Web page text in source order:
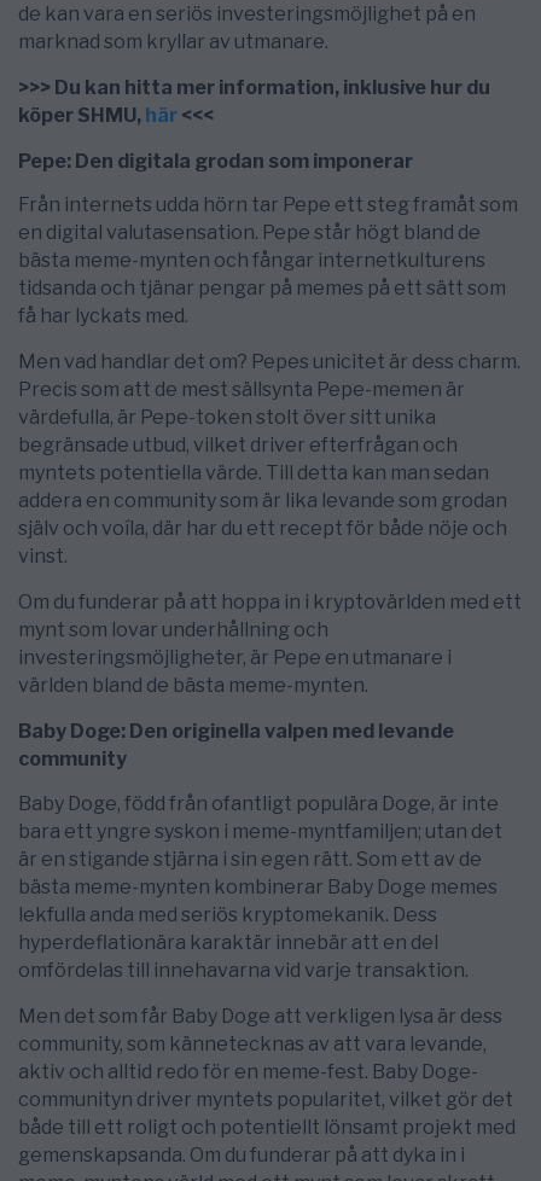
de kan vara en seriös investeringsmöjlighet på en
marknad som kryllar av utmanare.
>>> Du kan hitta mer information, inklusive hur du
köper SHMU, här <<<
Pepe: Den digitala grodan som imponerar
Från internets udda hörn tar Pepe ett steg framåt som
en digital valutasensation. Pepe står högt bland de
bästa meme-mynten och fångar internetkulturens
tidsanda och tjänar pengar på memes på ett sätt som
få har lyckats med.
Men vad handlar det om? Pepes unicitet är dess charm.
Precis som att de mest sällsynta Pepe-memen är
värdefulla, är Pepe-token stolt över sitt unika
begränsade utbud, vilket driver efterfrågan och
myntets potentiella värde. Till detta kan man sedan
addera en community som är lika levande som grodan
själv och voíla, där har du ett recept för både nöje och
vinst.
Om du funderar på att hoppa in i kryptovärlden med ett
mynt som lovar underhållning och
investeringsmöjligheter, är Pepe en utmanare i
världen bland de bästa meme-mynten.
Baby Doge: Den originella valpen med levande
community
Baby Doge, född från ofantligt populära Doge, är inte
bara ett yngre syskon i meme-myntfamiljen; utan det
är en stigande stjärna i sin egen rätt. Som ett av de
bästa meme-mynten kombinerar Baby Doge memes
lekfulla anda med seriös kryptomekanik. Dess
hyperdeflationära karaktär innebär att en del
omfördelas till innehavarna vid varje transaktion.
Men det som får Baby Doge att verkligen lysa är dess
community, som kännetecknas av att vara levande,
aktiv och alltid redo för en meme-fest. Baby Doge-
communityn driver myntets popularitet, vilket gör det
både till ett roligt och potentiellt lönsamt projekt med
gemenskapsanda. Om du funderar på att dyka in i